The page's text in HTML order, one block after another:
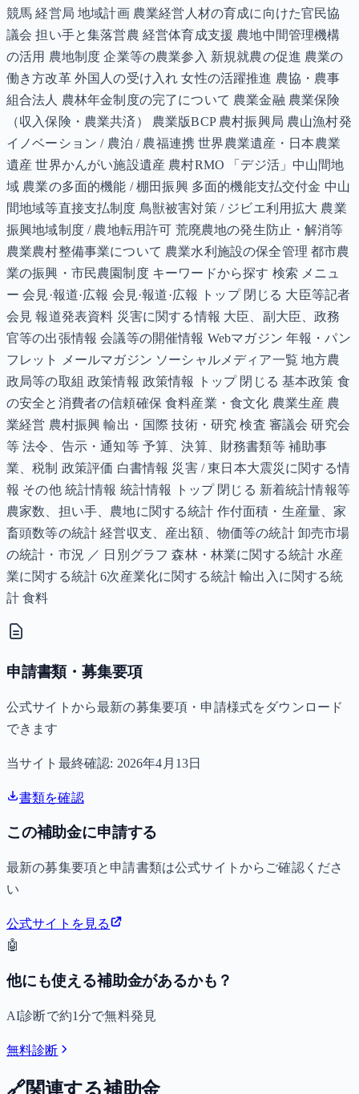
競馬 経営局 地域計画 農業経営人材の育成に向けた官民協
議会 担い手と集落営農 経営体育成支援 農地中間管理機構
の活用 農地制度 企業等の農業参入 新規就農の促進 農業の
働き方改革 外国人の受け入れ 女性の活躍推進 農協・農事
組合法人 農林年金制度の完了について 農業金融 農業保険
（収入保険・農業共済） 農業版BCP 農村振興局 農山漁村発
イノベーション / 農泊 / 農福連携 世界農業遺産・日本農業
遺産 世界かんがい施設遺産 農村RMO 「デジ活」中山間地
域 農業の多面的機能 / 棚田振興 多面的機能支払交付金 中山
間地域等直接支払制度 鳥獣被害対策 / ジビエ利用拡大 農業
振興地域制度 / 農地転用許可 荒廃農地の発生防止・解消等
農業農村整備事業について 農業水利施設の保全管理 都市農
業の振興・市民農園制度 キーワードから探す 検索 メニュ
ー 会見·報道·広報 会見·報道·広報 トップ 閉じる 大臣等記者
会見 報道発表資料 災害に関する情報 大臣、副大臣、政務
官等の出張情報 会議等の開催情報 Webマガジン 年報・パン
フレット メールマガジン ソーシャルメディア一覧 地方農
政局等の取組 政策情報 政策情報 トップ 閉じる 基本政策 食
の安全と消費者の信頼確保 食料産業・食文化 農業生産 農
業経営 農村振興 輸出・国際 技術・研究 検査 審議会 研究会
等 法令、告示・通知等 予算、決算、財務書類等 補助事
業、税制 政策評価 白書情報 災害 / 東日本大震災に関する情
報 その他 統計情報 統計情報 トップ 閉じる 新着統計情報等
農家数、担い手、農地に関する統計 作付面積・生産量、家
畜頭数等の統計 経営収支、産出額、物価等の統計 卸売市場
の統計・市況 ／ 日別グラフ 森林・林業に関する統計 水産
業に関する統計 6次産業化に関する統計 輸出入に関する統
計 食料
申請書類・募集要項
公式サイトから最新の募集要項・申請様式をダウンロード
できます
当サイト最終確認: 2026年4月13日
書類を確認
この補助金に申請する
最新の募集要項と申請書類は公式サイトからご確認くださ
い
公式サイトを見る
🤖
他にも使える補助金があるかも？
AI診断で約1分で無料発見
無料診断
🔗関連する補助金